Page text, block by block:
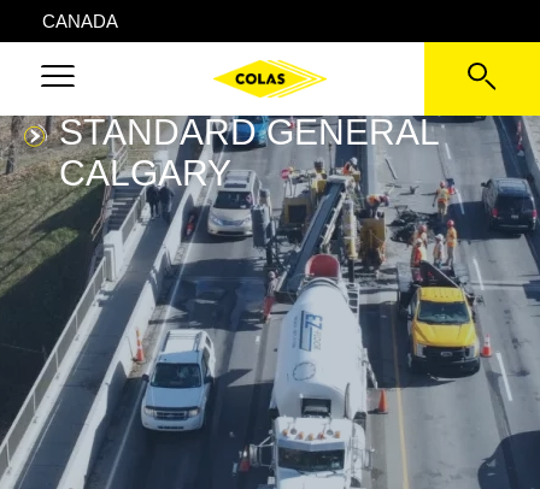
CANADA
STANDARD GENERAL
CALGARY